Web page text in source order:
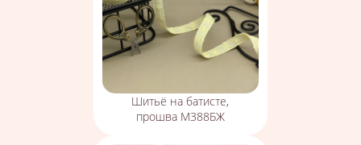
Шитьё на батисте,
прошва М388БЖ